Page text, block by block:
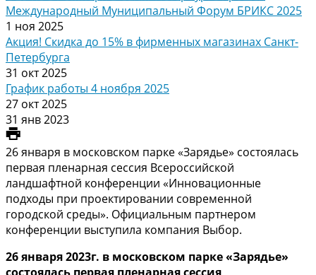
Международный Муниципальный Форум БРИКС 2025
1 ноя 2025
Акция! Скидка до 15% в фирменных магазинах Санкт-
Петербурга
31 окт 2025
График работы 4 ноября 2025
27 окт 2025
31 янв 2023
26 января в московском парке «Зарядье» состоялась
первая пленарная сессия Всероссийской
ландшафтной конференции «Инновационные
подходы при проектировании современной
городской среды». Официальным партнером
конференции выступила компания Выбор.
26 января 2023г. в московском парке «Зарядье»